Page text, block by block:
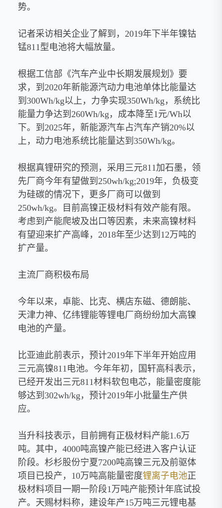
势。
记者采访相关企业了解到，2019年下半年镍钴
锰811型电池将大幅放量。
根据工信部《汽车产业中长期发展规划》要
求，到2020年新能源汽动力电池单体比能量达
到300Wh/kg以上，力争实现350Wh/kg，系统比
能量力争达到260Wh/kg，成本降至1元/Wh以
下。到2025年，新能源汽车占汽车产销20%以
上，动力电池系统比能量达到350Wh/kg。
根据真锂研究的预测，采用三元811加石墨，领
先厂商今年有望做到250wh/kg;2019年，负极变
为硅碳的情况下，更多厂商可以做到
250wh/kg。目前高镍正极材料有效产能有限。
考虑到产能爬坡及出口等因素，未来高镍材料
有望迎来扩产高峰，2018年至少达到12万吨的
扩产量。
主流厂商积极布局
今年以来，卓能、比克、横店东磁、德朗能、
天津力神、亿纬锂能等锂电厂商纷纷加大高镍
电池的产量。
比亚迪此前表示，预计2019年下半年开始应用
三元高镍811电池。今年年初，国轩高科表示，
已经开发出三元811材料软包电芯，能量密度能
够达到302wh/kg，预计2019年小批量生产供
应。
当升科技表示，目前拥有正极材料产能1.6万
吨。其中，4000吨高镍产能已经进入客户认证
阶段。杉杉股份宁夏7200吨高镍三元及前驱体
项目已投产，10万吨高能量密度锂离子电池正
极材料项目一期一阶段1万吨产能预计年底试投
产。天赐材料称，建设年产15万吨三元锂电基